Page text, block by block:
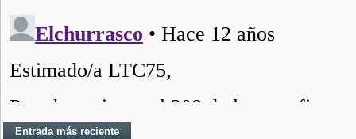
Entrada más reciente